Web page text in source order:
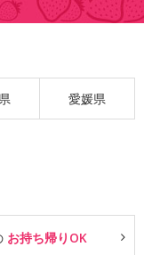
愛媛県
お持ち帰りOK